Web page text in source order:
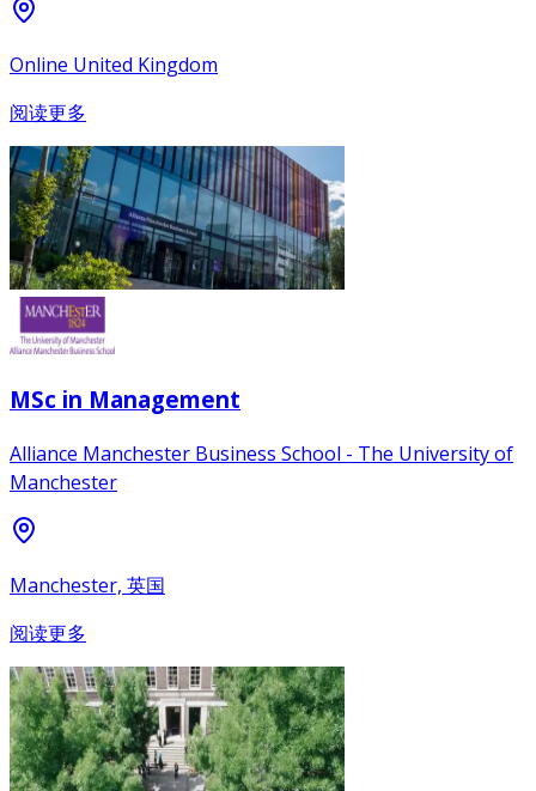
Online United Kingdom
阅读更多
MSc in Management
Alliance Manchester Business School - The University of
Manchester
Manchester, 英国
阅读更多